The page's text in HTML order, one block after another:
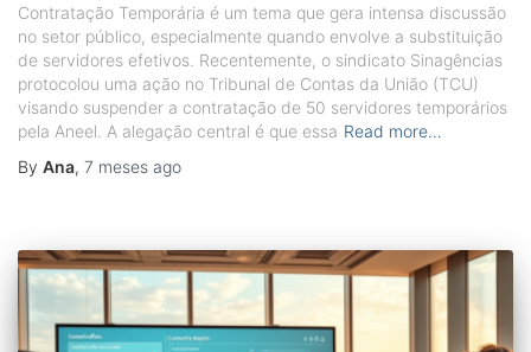
Contratação Temporária é um tema que gera intensa discussão
no setor público, especialmente quando envolve a substituição
de servidores efetivos. Recentemente, o sindicato Sinagências
protocolou uma ação no Tribunal de Contas da União (TCU)
visando suspender a contratação de 50 servidores temporários
pela Aneel. A alegação central é que essa Read more…
By Ana, 7 meses ago